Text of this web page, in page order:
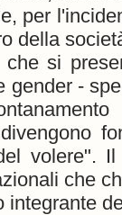
per
della
si
gender -
volere". Il
che
integrante